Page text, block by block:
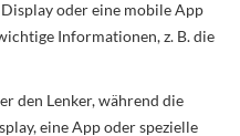
oder eine mobile App
Informationen, z. B. die
den Lenker, während die
eine App oder spezielle